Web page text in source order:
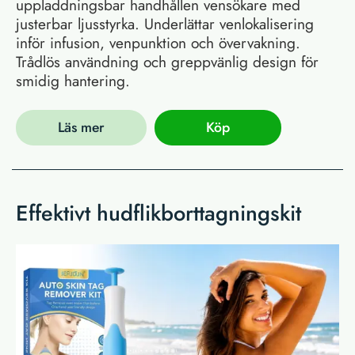
uppladdningsbar handhållen vensökare med
justerbar ljusstyrka. Underlättar venlokalisering
inför infusion, venpunktion och övervakning.
Trådlös användning och greppvänlig design för
smidig hantering.
Läs mer Köp
Effektivt hudflikborttagningskit